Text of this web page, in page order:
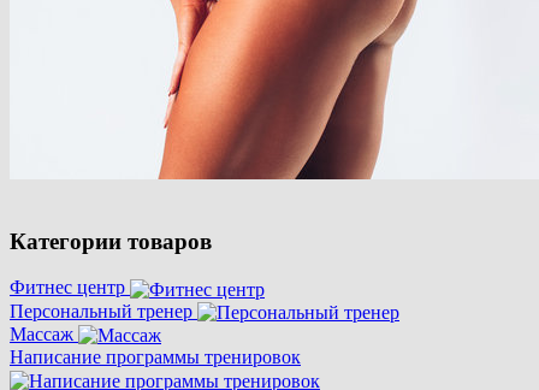
Категории товаров
Фитнес центр
Персональный тренер
Массаж
Написание программы тренировок